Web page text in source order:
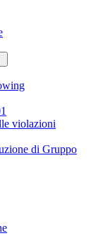
violazioni
di Gruppo